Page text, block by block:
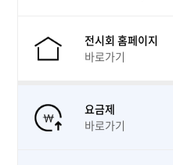
전시회 홈페이지
바로가기
요금제
바로가기